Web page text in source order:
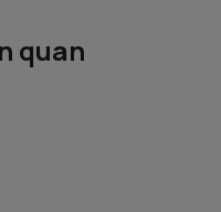
quan